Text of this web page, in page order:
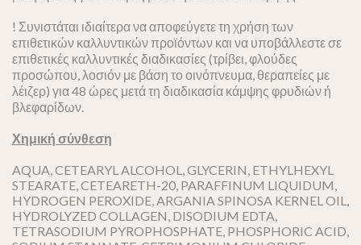
! Συνιστάται ιδιαίτερα να αποφεύγετε τη χρήση των
επιθετικών καλλυντικών προϊόντων και να υποβάλλεστε σε
επιθετικές καλλυντικές διαδικασίες (τρίβει, φλούδες
προσώπου, λοσιόν με βάση το οινόπνευμα, θεραπείες με
λέιζερ) για 48 ώρες μετά τη διαδικασία κάμψης φρυδιών ή
βλεφαρίδων.
Χημική σύνθεση
AQUA, CETEARYL ALCOHOL, GLYCERIN, ETHYLHEXYL
STEARATE, CETEARETH-20, PARAFFINUM LIQUIDUM,
HYDROGEN PEROXIDE, ARGANIA SPINOSA KERNEL OIL,
HYDROLYZED COLLAGEN, DISODIUM EDTA,
TETRASODIUM PYROPHOSPHATE, PHOSPHORIC ACID,